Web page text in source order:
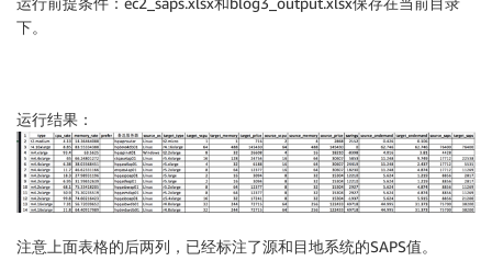
    merge
                        right_on
="Instance Type",
    merge
.drop(['Instance Type', 'vCPU', 'Mem (GiB)'
下。
运行结果：
注意上面表格的后两列，已经标注了源和目地系统的SAPS值。